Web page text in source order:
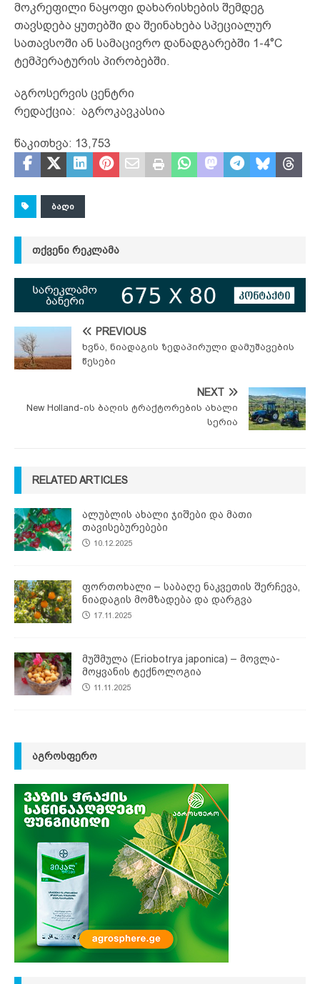
მოკრეფილი ნაყოფი დახარისხების შემდეგ
თავსდება ყუთებში და შეინახება სპეციალურ
სათავსოში ან სამაცივრო დანადგარებში 1-4°C
ტემპერატურის პირობებში.
აგროსერვის ცენტრი
რედაქცია: აგროკავკასია
წაკითხვა: 13,753
ᲑᲐᲦᲘ
ᲗᲥᲕᲔᲜᲘ ᲠᲔᲙᲚᲐᲛᲐ
PREVIOUS
ხვნა, ნიადაგის ზედაპირული დამუშავების
წესები
NEXT
New Holland-ის ბაღის ტრაქტორების ახალი
სერია
RELATED ARTICLES
ალუბლის ახალი ჯიშები და მათი
თავისებურებები
10.12.2025
ფორთოხალი – საბაღე ნაკვეთის შერჩევა,
ნიადაგის მომზადება და დარგვა
17.11.2025
მუშმულა (Eriobotrya japonica) – მოვლა-
მოყვანის ტექნოლოგია
11.11.2025
ᲐᲒᲠᲝᲡᲤᲔᲠᲝ